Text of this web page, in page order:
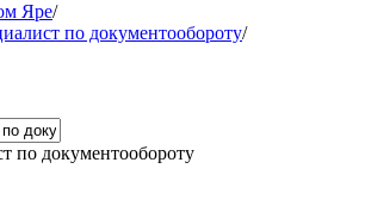
Яре/
по документообороту/
по документообороту